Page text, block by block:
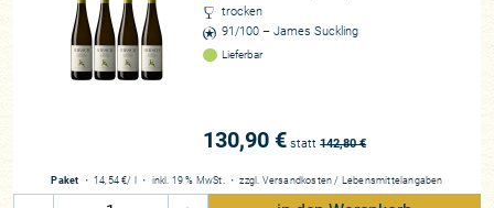
trocken
91/100 – James Suckling
Lieferbar
130,90 € statt 142,80€
Paket ・ 14,54 €/ l ・ inkl. 19 % MwSt. ・zzgl. Versandkosten / Lebensmittelangaben